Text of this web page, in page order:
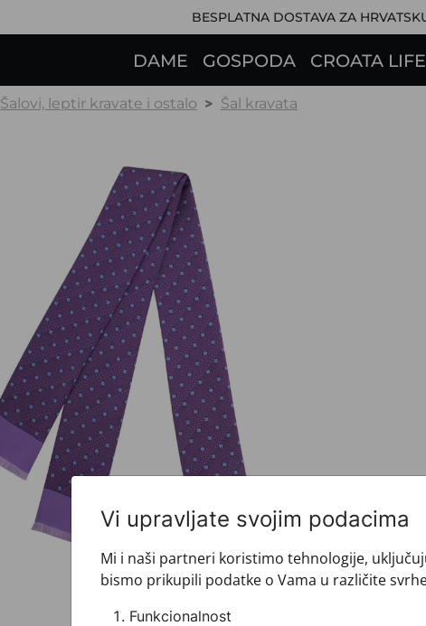
BESPLATNA DOSTAVA ZA
DAME GOSPODA CROATA LIFE
Šalovi, leptir kravate i ostalo Šal kravata
Vi upravljate svojim podacima
Mi i naši partneri koristimo tehnologije,
bismo prikupili podatke o Vama u različite
Funkcionalnost